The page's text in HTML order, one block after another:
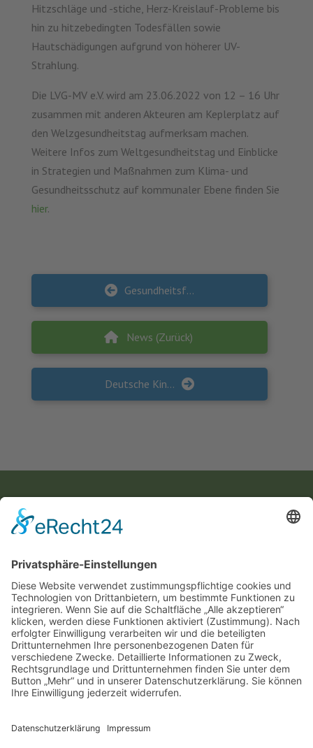
Hitzschläge und -stiche, Herz-Kreislauf-Probleme bis
hin zu hitzebedingten Todesfällen sowie
Hautschädigungen aufgrund von höherer UV-
Strahlung.
Die LVG-MV e.V. wird am 23.06.2022 von 12 – 16 Uhr
zusammen mit anderen Akteuren am Keplerplatz auf
den Welzgesundheitstag aufmerksam machen.
Weitere Infos zum Weltgesundheitstag und Einblicke
in Strategien und Maßnahmen zum Klima- und
Gesundheitsschutz auf kommunaler Ebene finden Sie
hier.
Gesundheitsförderung / Prävention im Landkreis Vorpommern/Rügen jetzt auch online
News (Zurück)
Deutsche Kinderhilfsstiftung e.V. belohnt gesellschaftliches Engagement
Landesvereinigung für Gesundheitsförderung
Mecklenburg-Vorpommern e. V.
Wismarsche Straße 170
19053 Schwerin
info@lvg-mv.de
0385 2007 386 0